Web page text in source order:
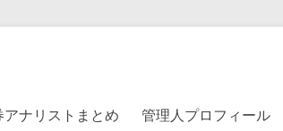
アナリストまとめ 管理人プロフィール